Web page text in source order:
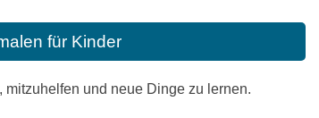
für Kinder
und neue Dinge zu lernen.